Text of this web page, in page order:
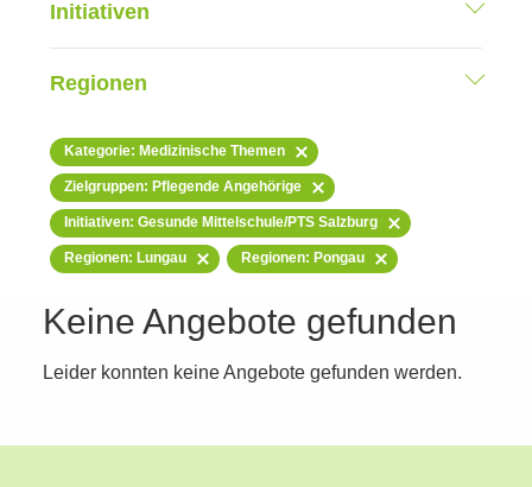
Initiativen
Regionen
Kategorie: Medizinische Themen
Zielgruppen: Pflegende Angehörige
Initiativen: Gesunde Mittelschule/PTS Salzburg
Regionen: Lungau Regionen: Pongau
Keine Angebote gefunden
Leider konnten keine Angebote gefunden werden.